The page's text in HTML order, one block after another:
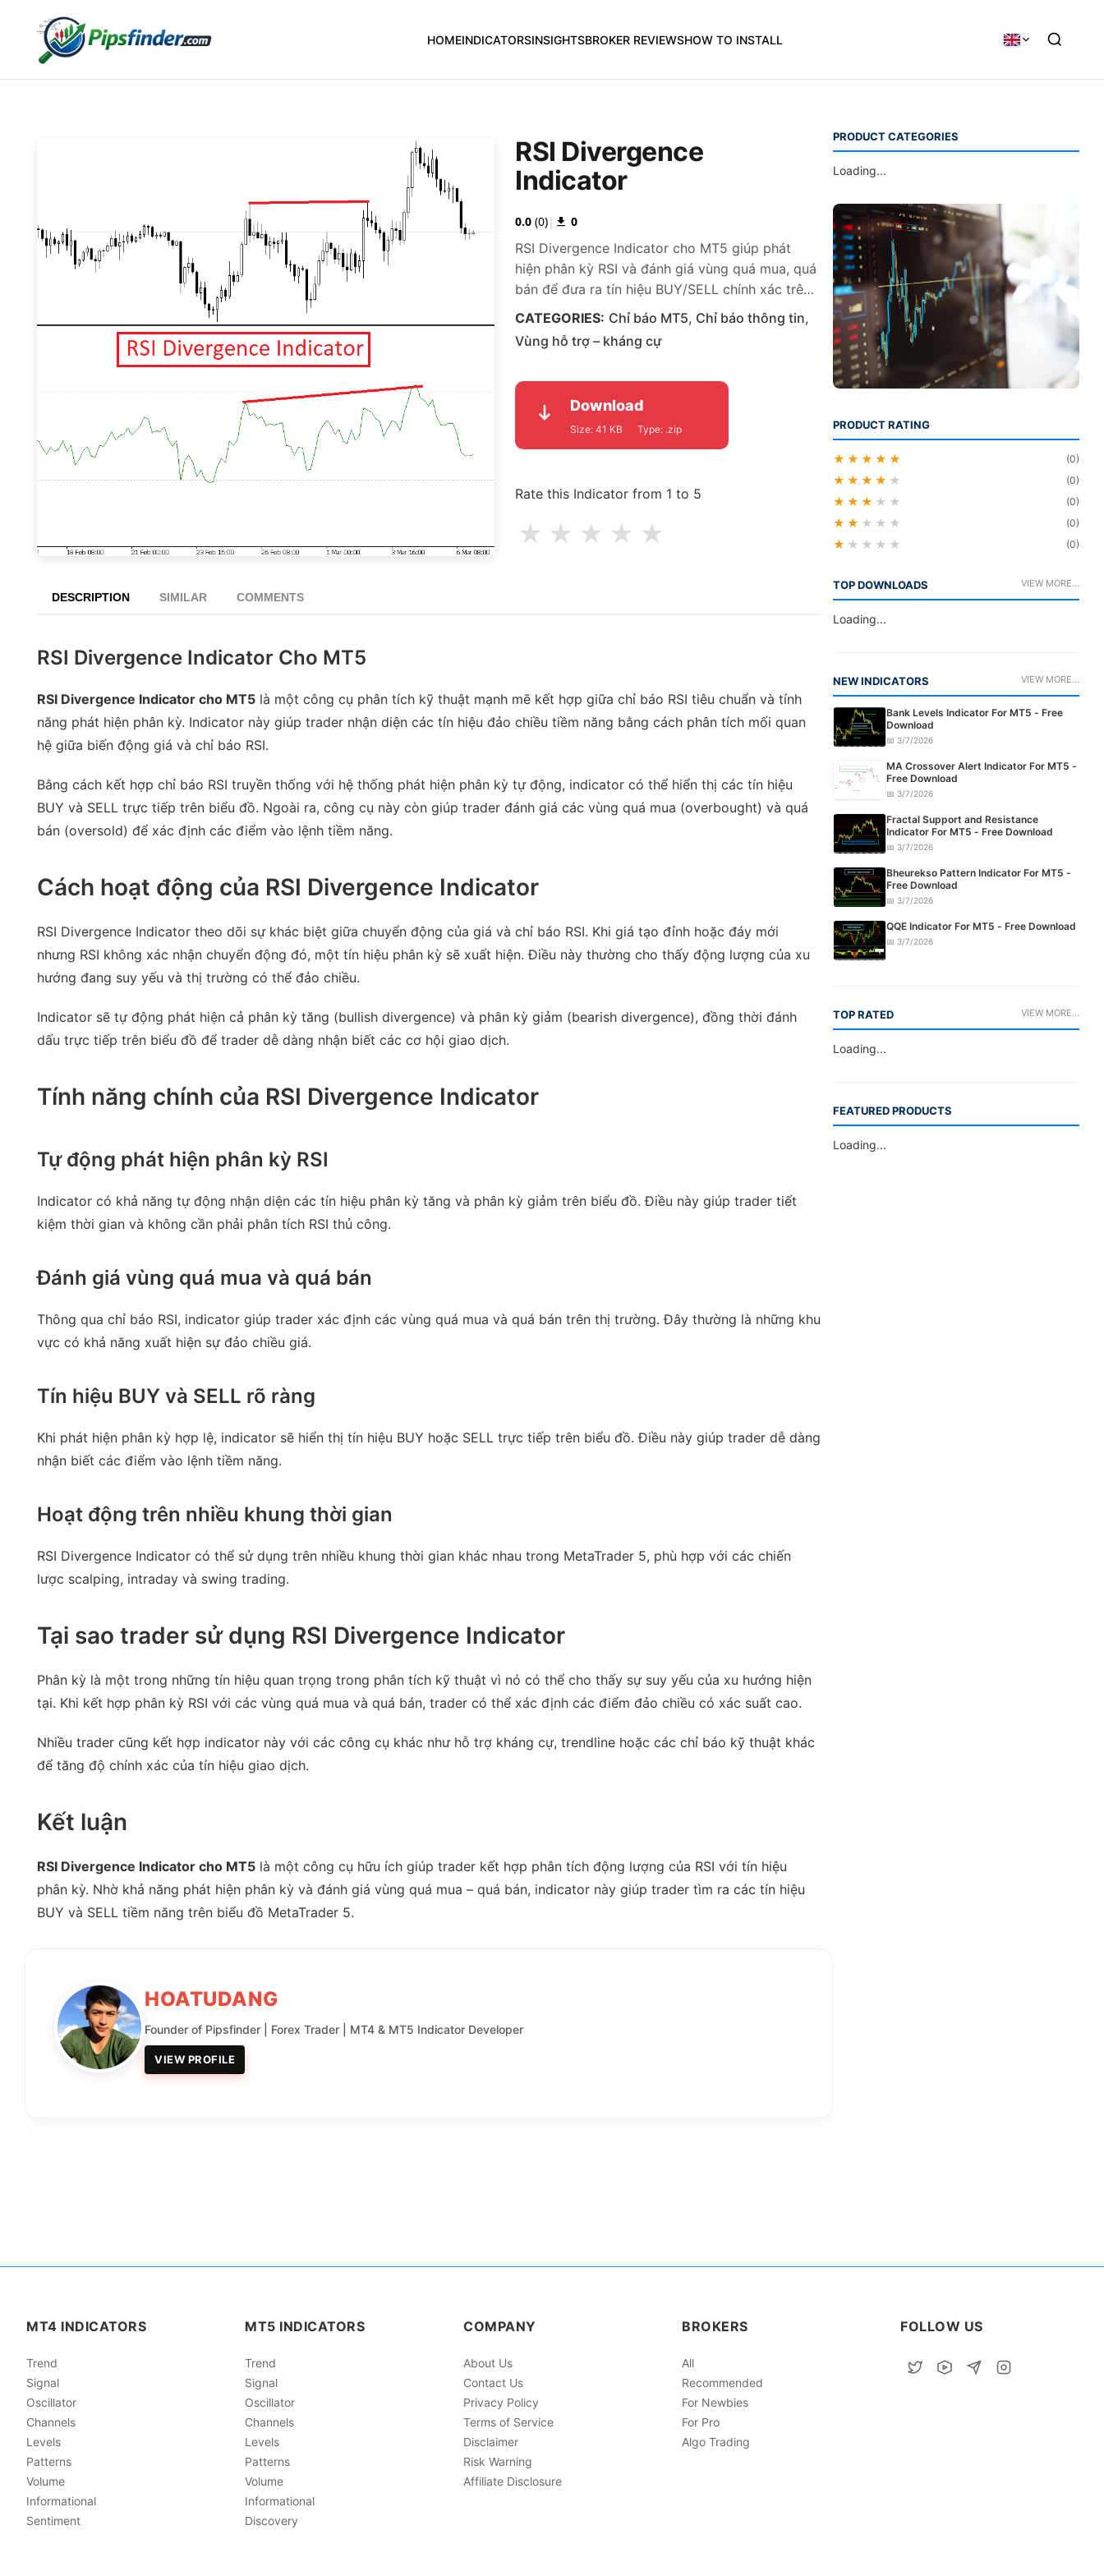
HOMEINDICATORSINSIGHTSBROKER REVIEWSHOW TO INSTALL
RSI Divergence
Indicator
0.0 (0)| 0
RSI Divergence Indicator cho MT5 giúp phát
hiện phân kỳ RSI và đánh giá vùng quá mua, quá
bán để đưa ra tín hiệu BUY/SELL chính xác trên
MetaTrader 5.
CATEGORIES: Chỉ báo MT5, Chỉ báo thông tin,
Vùng hỗ trợ – kháng cự
Download
Size: 41 KB Type: .zip
Rate this Indicator from 1 to 5
★
★
★
★
★
DESCRIPTION SIMILAR COMMENTS
RSI Divergence Indicator Cho MT5
RSI Divergence Indicator cho MT5 là một công cụ phân tích kỹ thuật mạnh mẽ kết hợp giữa chỉ báo RSI tiêu chuẩn và tính
năng phát hiện phân kỳ. Indicator này giúp trader nhận diện các tín hiệu đảo chiều tiềm năng bằng cách phân tích mối quan
hệ giữa biến động giá và chỉ báo RSI.
Bằng cách kết hợp chỉ báo RSI truyền thống với hệ thống phát hiện phân kỳ tự động, indicator có thể hiển thị các tín hiệu
BUY và SELL trực tiếp trên biểu đồ. Ngoài ra, công cụ này còn giúp trader đánh giá các vùng quá mua (overbought) và quá
bán (oversold) để xác định các điểm vào lệnh tiềm năng.
Cách hoạt động của RSI Divergence Indicator
RSI Divergence Indicator theo dõi sự khác biệt giữa chuyển động của giá và chỉ báo RSI. Khi giá tạo đỉnh hoặc đáy mới
nhưng RSI không xác nhận chuyển động đó, một tín hiệu phân kỳ sẽ xuất hiện. Điều này thường cho thấy động lượng của xu
hướng đang suy yếu và thị trường có thể đảo chiều.
Indicator sẽ tự động phát hiện cả phân kỳ tăng (bullish divergence) và phân kỳ giảm (bearish divergence), đồng thời đánh
dấu trực tiếp trên biểu đồ để trader dễ dàng nhận biết các cơ hội giao dịch.
Tính năng chính của RSI Divergence Indicator
Tự động phát hiện phân kỳ RSI
Indicator có khả năng tự động nhận diện các tín hiệu phân kỳ tăng và phân kỳ giảm trên biểu đồ. Điều này giúp trader tiết
kiệm thời gian và không cần phải phân tích RSI thủ công.
Đánh giá vùng quá mua và quá bán
Thông qua chỉ báo RSI, indicator giúp trader xác định các vùng quá mua và quá bán trên thị trường. Đây thường là những khu
vực có khả năng xuất hiện sự đảo chiều giá.
Tín hiệu BUY và SELL rõ ràng
Khi phát hiện phân kỳ hợp lệ, indicator sẽ hiển thị tín hiệu BUY hoặc SELL trực tiếp trên biểu đồ. Điều này giúp trader dễ dàng
nhận biết các điểm vào lệnh tiềm năng.
Hoạt động trên nhiều khung thời gian
RSI Divergence Indicator có thể sử dụng trên nhiều khung thời gian khác nhau trong MetaTrader 5, phù hợp với các chiến
lược scalping, intraday và swing trading.
Tại sao trader sử dụng RSI Divergence Indicator
Phân kỳ là một trong những tín hiệu quan trọng trong phân tích kỹ thuật vì nó có thể cho thấy sự suy yếu của xu hướng hiện
tại. Khi kết hợp phân kỳ RSI với các vùng quá mua và quá bán, trader có thể xác định các điểm đảo chiều có xác suất cao.
Nhiều trader cũng kết hợp indicator này với các công cụ khác như hỗ trợ kháng cự, trendline hoặc các chỉ báo kỹ thuật khác
để tăng độ chính xác của tín hiệu giao dịch.
Kết luận
RSI Divergence Indicator cho MT5 là một công cụ hữu ích giúp trader kết hợp phân tích động lượng của RSI với tín hiệu
phân kỳ. Nhờ khả năng phát hiện phân kỳ và đánh giá vùng quá mua – quá bán, indicator này giúp trader tìm ra các tín hiệu
BUY và SELL tiềm năng trên biểu đồ MetaTrader 5.
HOATUDANG
Founder of Pipsfinder | Forex Trader | MT4 & MT5 Indicator Developer
VIEW PROFILE
PRODUCT CATEGORIES
Loading...
PRODUCT RATING
★★★★★ (0)
★★★★ ★ (0)
★★★ ★★ (0)
★★ ★★★ (0)
★ ★★★★ (0)
TOP DOWNLOADS VIEW MORE...
Loading...
NEW INDICATORS VIEW MORE...
Bank Levels Indicator For MT5 - Free
Download
📅 3/7/2026
MA Crossover Alert Indicator For MT5 -
Free Download
📅 3/7/2026
Fractal Support and Resistance
Indicator For MT5 - Free Download
📅 3/7/2026
Bheurekso Pattern Indicator For MT5 -
Free Download
📅 3/7/2026
QQE Indicator For MT5 - Free Download
📅 3/7/2026
TOP RATED VIEW MORE...
Loading...
FEATURED PRODUCTS
Loading...
MT4 INDICATORS
Trend
Signal
Oscillator
Channels
Levels
Patterns
Volume
Informational
Sentiment
MT5 INDICATORS
Trend
Signal
Oscillator
Channels
Levels
Patterns
Volume
Informational
Discovery
COMPANY
About Us
Contact Us
Privacy Policy
Terms of Service
Disclaimer
Risk Warning
Affiliate Disclosure
BROKERS
All
Recommended
For Newbies
For Pro
Algo Trading
FOLLOW US